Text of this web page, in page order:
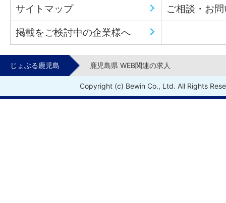
サイトマップ ご相談・お
掲載をご検討中の企業様へ
じょぶる鹿児島 鹿児島県 WEB関連の求人
Copyright (c) Bewin Co., Ltd. All Rights